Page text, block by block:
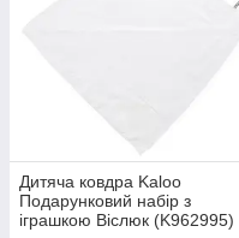
Дитяча ковдра Kaloo
Подарунковий набір з
іграшкою Віслюк (K962995)